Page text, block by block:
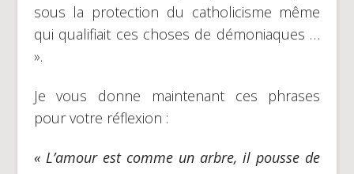
sous la protection du catholicisme même
qui qualifiait ces choses de démoniaques …
».
Je vous donne maintenant ces phrases
pour votre réflexion :
« L’amour est comme un arbre, il pousse de